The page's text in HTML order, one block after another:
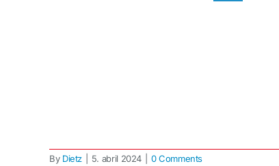
By Dietz 5. abril 2024 0 Comments